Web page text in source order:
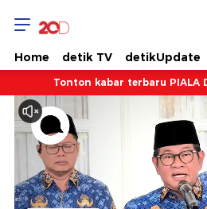
Home detik TV detikUpdate
Tonton kabar terbaru PIALA